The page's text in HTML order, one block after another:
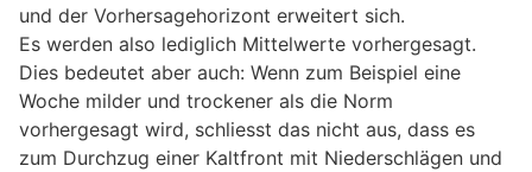
und der Vorhersagehorizont erweitert sich.
Es werden also lediglich Mittelwerte vorhergesagt.
Dies bedeutet aber auch: Wenn zum Beispiel eine
Woche milder und trockener als die Norm
vorhergesagt wird, schliesst das nicht aus, dass es
zum Durchzug einer Kaltfront mit Niederschlägen und